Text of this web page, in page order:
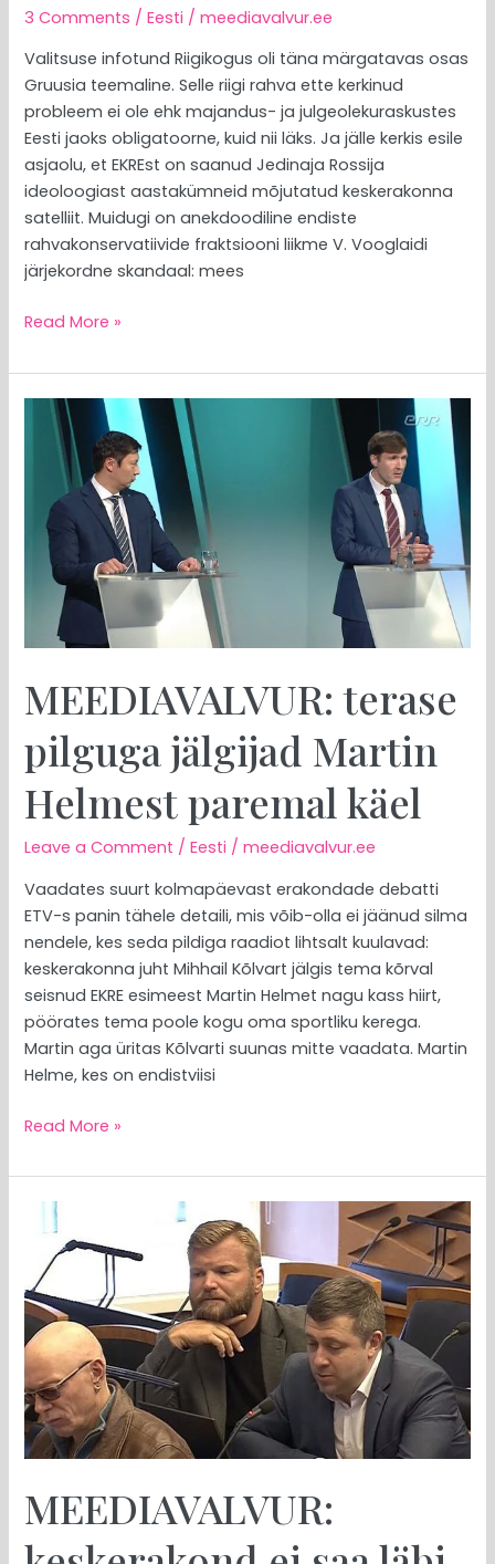
3 Comments /Eesti /meediavalvur.ee
Valitsuse infotund Riigikogus oli täna märgatavas osas
Gruusia teemaline. Selle riigi rahva ette kerkinud
probleem ei ole ehk majandus- ja julgeolekuraskustes
Eesti jaoks obligatoorne, kuid nii läks. Ja jälle kerkis esile
asjaolu, et EKREst on saanud Jedinaja Rossija
ideoloogiast aastakümneid mõjutatud keskerakonna
satelliit. Muidugi on anekdoodiline endiste
rahvakonservatiivide fraktsiooni liikme V. Vooglaidi
järjekordne skandaal: mees
Read More »
MEEDIAVALVUR: terase
pilguga jälgijad Martin
Helmest paremal käel
Leave a Comment /Eesti /meediavalvur.ee
Vaadates suurt kolmapäevast erakondade debatti
ETV-s panin tähele detaili, mis võib-olla ei jäänud silma
nendele, kes seda pildiga raadiot lihtsalt kuulavad:
keskerakonna juht Mihhail Kõlvart jälgis tema kõrval
seisnud EKRE esimeest Martin Helmet nagu kass hiirt,
pöörates tema poole kogu oma sportliku kerega.
Martin aga üritas Kõlvarti suunas mitte vaadata. Martin
Helme, kes on endistviisi
MEEDIAVALVUR:
terase
pilguga
jälgijad
Martin
Helmest
paremal
Read More »
MEEDIAVALVUR:
MEEDIAVALVUR:
keskerakond
saa
läbi
„vene
kaardita“